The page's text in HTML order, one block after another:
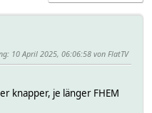
: 10 April 2025, 06:06:58 von FlatTV
knapper, je länger FHEM